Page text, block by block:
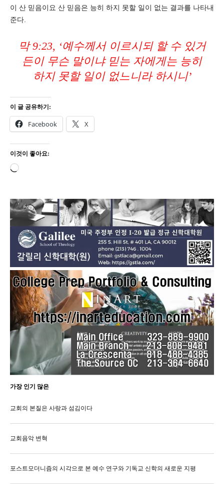
이 산 믿음이요 산 믿음은 능히 하지 못할 일이 없는 결과를 나타내
준다.
막 9:23, ‘예수께서 이르시되 할 수 있거
든이 무슨 말이냐 믿는 자에게는 능히
하지 못할 일이 없느니라 하시니’
이 글 공유하기:
Facebook X
이것이 좋아요:
로
가장 인기 많은
교회의 본질은 사랑과 섬김이다
교회음악 변혁
포스트모더니즘의 시각으로 본 예수 연구와 기독교 신학의 새로운 지평